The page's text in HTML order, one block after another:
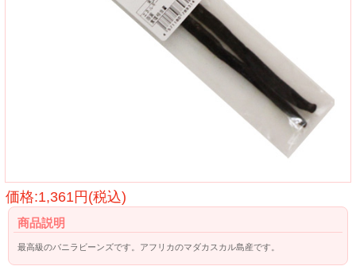
価格:1,361円(税込)
商品説明
最高級のバニラビーンズです。アフリカのマダカスカル島産です。